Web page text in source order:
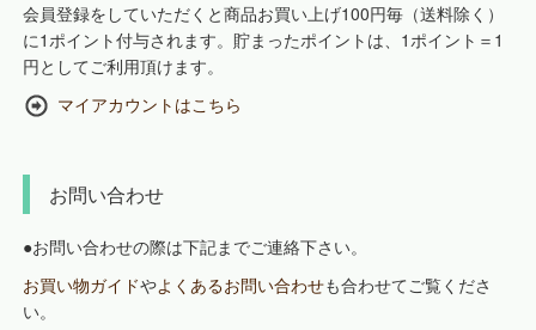
会員登録をしていただくと商品お買い上げ100円毎（送料除く）
に1ポイント付与されます。貯まったポイントは、1ポイント＝1
円としてご利用頂けます。
マイアカウントはこちら
お問い合わせ
●お問い合わせの際は下記までご連絡下さい。
お買い物ガイドやよくあるお問い合わせも合わせてご覧くださ
い。